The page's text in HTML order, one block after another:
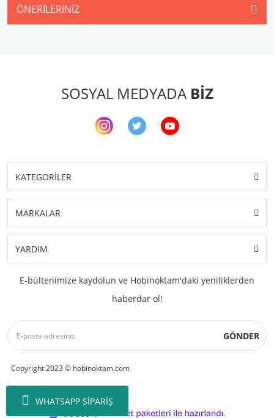
WHATSAPP SİPARİŞ
ÖNERILERINIZ
SOSYAL MEDYADA BİZ
KATEGORİLER
MARKALAR
YARDIM
E-bültenimize kaydolun ve Hobinoktam'daki yeniliklerden
haberdar ol!
GÖNDER
Copyright 2023 © hobinoktam.com
e-